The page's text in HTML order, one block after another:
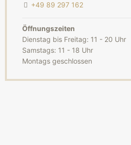
+49 89 297 162
Öffnungszeiten
Dienstag bis Freitag: 11 - 20 Uhr
Samstags: 11 - 18 Uhr
Montags geschlossen